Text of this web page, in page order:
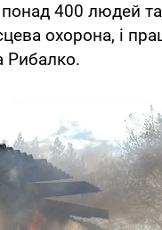
400 людей та
охорона, і
Рибалко.